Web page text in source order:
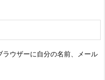
ウザーに自分の名前、メール